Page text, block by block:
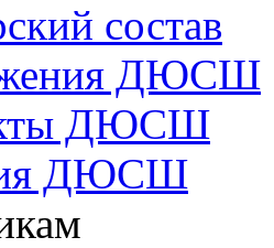
состав
ДЮСШ
ДЮСШ
ДЮСШ